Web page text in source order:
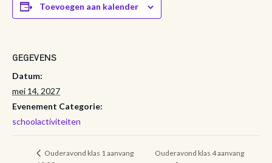
Toevoegen aan kalender
GEGEVENS
Datum:
mei 14, 2027
Evenement Categorie:
schoolactiviteiten
Ouderavond klas 1 aanvang
Ouderavond klas 4 aanvang